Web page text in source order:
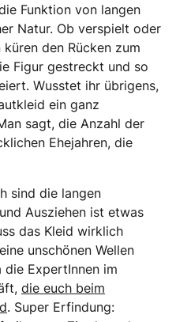
Funktion von langen
Natur. Ob verspielt oder
den Rücken zum
Figur gestreckt und so
Wusstet ihr übrigens,
ein ganz
sagt, die Anzahl der
Ehejahren, die
sind die langen
Ausziehen ist etwas
das Kleid wirklich
unschönen Wellen
ExpertInnen im
die euch beim
. Super Erfindung: